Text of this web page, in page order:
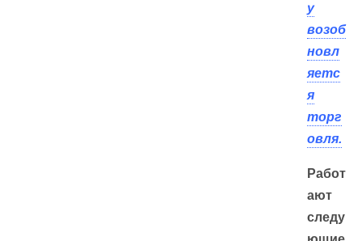
у
возоб
новл
яетс
я
торг
овля.
Работ
ают
следу